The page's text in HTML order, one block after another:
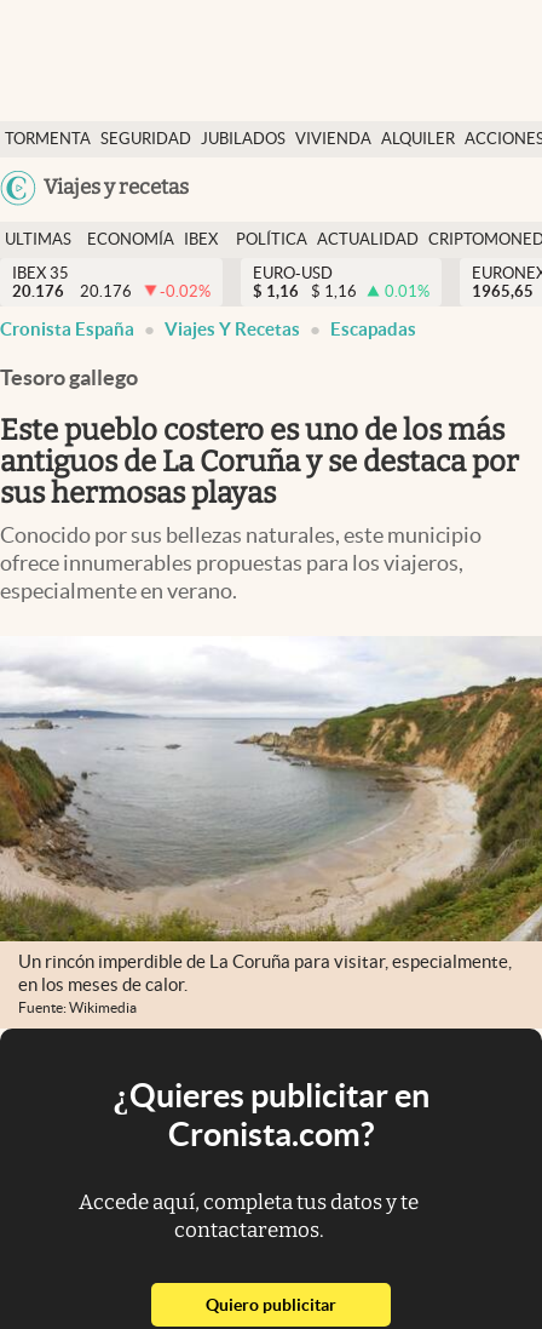
TORMENTA SEGURIDAD JUBILADOS VIVIENDA ALQUILER
USA
Viajes y recetas
Economía y finanzas
Política
Actualidad
Criptomonedas
España
ULTIMAS
NOTICIAS
ECONOMÍA
FINANZAS
IBEX
EURO
POLÍTICA ACTUALIDAD
IBEX 35
20.176
20.176 -0.02%
EURO-USD
$ 1,16 $ 1,16 0.01%
1965,65
Cronista España Viajes Y Recetas Escapadas
Tesoro gallego
Este pueblo costero es uno de los más
antiguos de La Coruña y se destaca por
sus hermosas playas
Conocido por sus bellezas naturales, este municipio
ofrece innumerables propuestas para los viajeros,
especialmente en verano.
Un rincón imperdible de La Coruña para visitar, especialmente,
en los meses de calor.
Fuente: Wikimedia
¿Quieres publicitar en
Cronista.com?
Accede aquí, completa tus datos y te
contactaremos.
Quiero publicitarabre en nueva pestaña